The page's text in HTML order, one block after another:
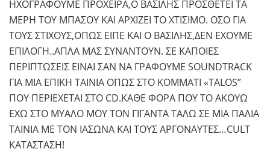
ΗΧΟΓΡΑΦΟΥΜΕ ΠΡΟΧΕΙΡΑ,Ο ΒΑΣΙΛΗΣ ΠΡΟΣΘΕΤΕΙ ΤΑ
ΜΕΡΗ ΤΟΥ ΜΠΑΣΟΥ ΚΑΙ ΑΡΧΙΖΕΙ ΤΟ ΧΤΙΣΙΜΟ. ΟΣΟ ΓΙΑ
ΤΟΥΣ ΣΤΙΧΟΥΣ,ΟΠΩΣ ΕΙΠΕ ΚΑΙ Ο ΒΑΣΙΛΗΣ,ΔΕΝ ΕΧΟΥΜΕ
ΕΠΙΛΟΓΗ..ΑΠΛΑ ΜΑΣ ΣΥΝΑΝΤΟΥΝ. ΣΕ ΚΑΠΟΙΕΣ
ΠΕΡΙΠΤΩΣΕΙΣ ΕΙΝΑΙ ΣΑΝ ΝΑ ΓΡΑΦΟΥΜΕ SOUNDTRACK
ΓΙΑ ΜΙΑ ΕΠΙΚΗ ΤΑΙΝΙΑ ΟΠΩΣ ΣΤΟ ΚΟΜΜΑΤΙ «TALOS”
ΠΟΥ ΠΕΡΙΕΧΕΤΑΙ ΣΤΟ CD.ΚΑΘΕ ΦΟΡΑ ΠΟΥ ΤΟ ΑΚΟΥΩ
ΕΧΩ ΣΤΟ ΜΥΑΛΟ ΜΟΥ ΤΟΝ ΓΙΓΑΝΤΑ ΤΑΛΩ ΣΕ ΜΙΑ ΠΑΛΙΑ
ΤΑΙΝΙΑ ΜΕ ΤΟΝ ΙΑΣΩΝΑ ΚΑΙ ΤΟΥΣ ΑΡΓΟΝΑΥΤΕΣ…CULT
ΚΑΤΑΣΤΑΣΗ!